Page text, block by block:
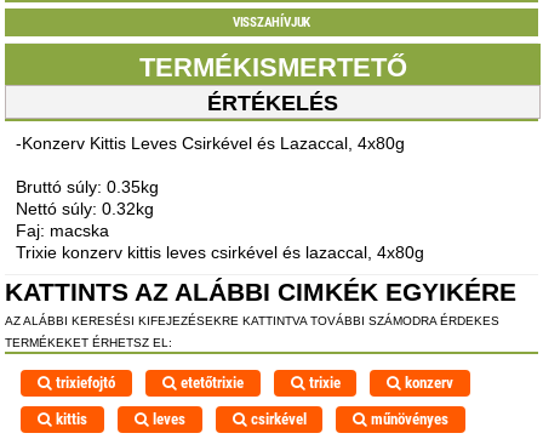
VISSZAHÍVJUK
TERMÉKISMERTETŐ
ÉRTÉKELÉS
-Konzerv Kittis Leves Csirkével és Lazaccal, 4x80g
Bruttó súly: 0.35kg
Nettó súly: 0.32kg
Faj: macska
Trixie konzerv kittis leves csirkével és lazaccal, 4x80g
KATTINTS AZ ALÁBBI CIMKÉK EGYIKÉRE
AZ ALÁBBI KERESÉSI KIFEJEZÉSEKRE KATTINTVA TOVÁBBI SZÁMODRA ÉRDEKES
TERMÉKEKET ÉRHETSZ EL:
trixiefojtó etetőtrixie trixie
konzerv
kittis
leves csirkével
műnövényes